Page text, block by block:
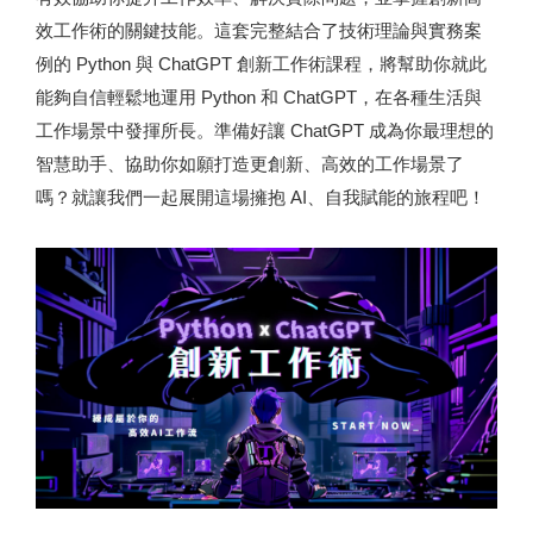
效工作術的關鍵技能。這套完整結合了技術理論與實務案
例的 Python 與 ChatGPT 創新工作術課程，將幫助你就此
能夠自信輕鬆地運用 Python 和 ChatGPT，在各種生活與
工作場景中發揮所長。準備好讓 ChatGPT 成為你最理想的
智慧助手、協助你如願打造更創新、高效的工作場景了
嗎？就讓我們一起展開這場擁抱 AI、自我賦能的旅程吧！